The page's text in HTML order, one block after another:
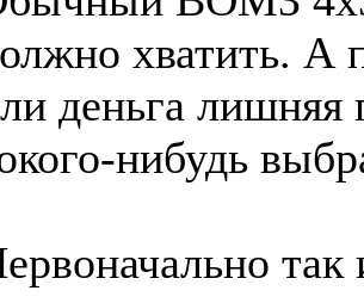
хватить. А
деньга лишняя
нибудь